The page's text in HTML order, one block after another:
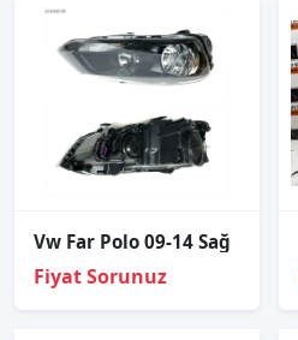
Vw Far Polo 09-14 Sağ
Fiyat Sorunuz